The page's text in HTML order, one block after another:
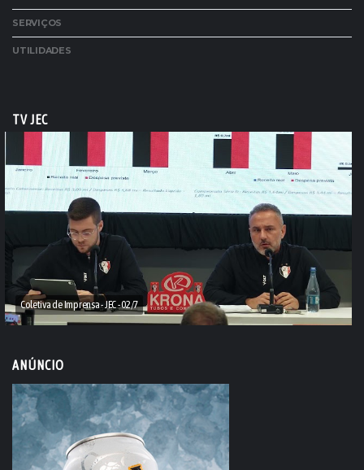
SERVIÇOS
UTILIDADES
TV JEC
Coletiva de Imprensa - JEC - 02/7
ANÚNCIO